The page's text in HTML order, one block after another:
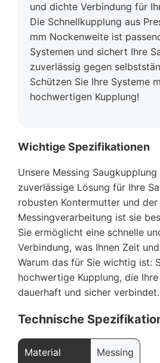
und dichte Verbindung für
Die Schnellkupplung aus
mm Nockenweite ist
Systemen und sichert Ihre
zuverlässig gegen
Schützen Sie Ihre Systeme
hochwertigen Kupplung!
Wichtige Spezifikationen
Unsere Messing
zuverlässige Lösung für Ihre
robusten Kontermutter und
Messingverarbeitung ist sie
Sie ermöglicht eine schnelle
Verbindung, was Ihnen Zeit
Warum das für Sie wichtig ist:
hochwertige Kupplung, die
dauerhaft und sicher verbindet.
Technische
Material Messing